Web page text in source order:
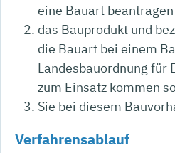
eine Bauart
das Bauprodukt und
die Bauart bei einem
Landesbauordnung für
zum Einsatz kommen
Sie bei diesem
Verfahrensablauf